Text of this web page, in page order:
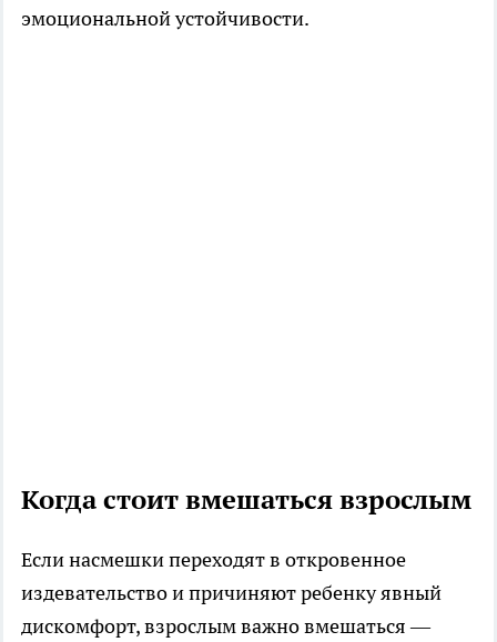
эмоциональной устойчивости.
Когда стоит вмешаться взрослым
Если насмешки переходят в откровенное
издевательство и причиняют ребенку явный
дискомфорт, взрослым важно вмешаться —